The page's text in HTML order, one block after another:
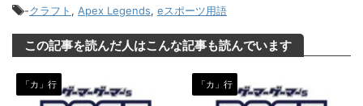
-クラフト , Apex Legends, eスポーツ用語
この記事を読んだ人はこんな記事も読んでいます
「カ」行 「カ」行